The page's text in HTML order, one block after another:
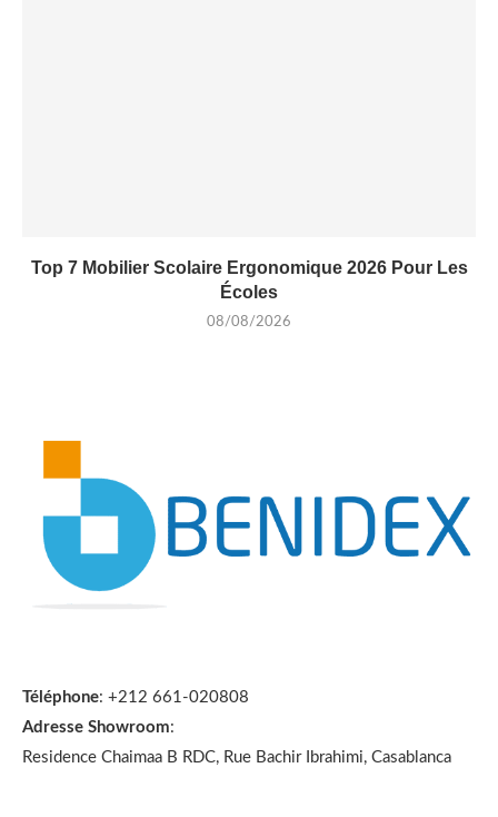
Top 7 Mobilier Scolaire Ergonomique 2026 Pour Les
Écoles
08/08/2026
Téléphone: +212 661-020808
Adresse Showroom:
Residence Chaimaa B RDC, Rue Bachir Ibrahimi, Casablanca